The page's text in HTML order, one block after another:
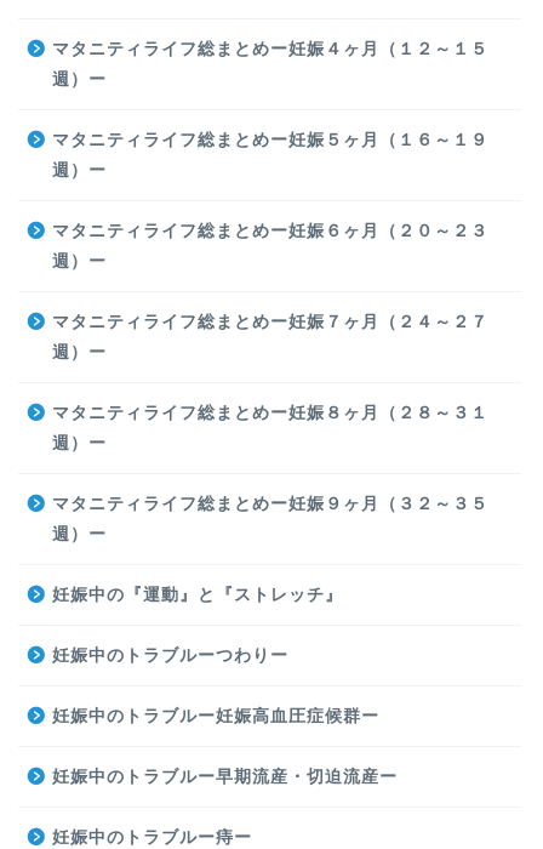
マタニティライフ総まとめー妊娠４ヶ月（１２～１５
週）ー
マタニティライフ総まとめー妊娠５ヶ月（１６～１９
週）ー
マタニティライフ総まとめー妊娠６ヶ月（２０～２３
週）ー
マタニティライフ総まとめー妊娠７ヶ月（２４～２７
週）ー
マタニティライフ総まとめー妊娠８ヶ月（２８～３１
週）ー
マタニティライフ総まとめー妊娠９ヶ月（３２～３５
週）ー
妊娠中の『運動』と『ストレッチ』
妊娠中のトラブルーつわりー
妊娠中のトラブルー妊娠高血圧症候群ー
妊娠中のトラブルー早期流産・切迫流産ー
妊娠中のトラブルー痔ー